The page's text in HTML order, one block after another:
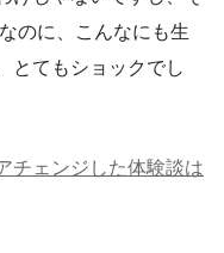
のに、こんなにも生
とてもショックでし
チェンジした体験談は